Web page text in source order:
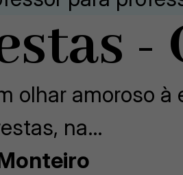
-
olhar amoroso
na…